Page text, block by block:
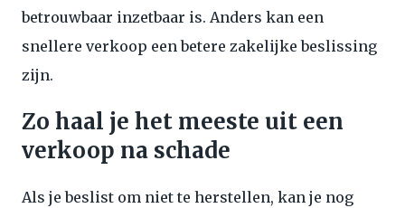
betrouwbaar inzetbaar is. Anders kan een
snellere verkoop een betere zakelijke beslissing
zijn.
Zo haal je het meeste uit een
verkoop na schade
Als je beslist om niet te herstellen, kan je nog